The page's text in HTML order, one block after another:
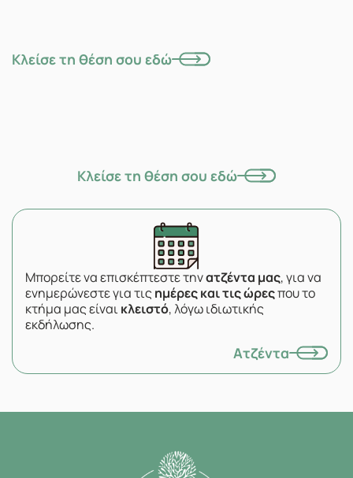
Κλείσε τη θέση σου εδώ
Κλείσε τη θέση σου εδώ
Μπορείτε να επισκέπτεστε τηνατζέντα μας, για να
ενημερώνεστε για τιςημέρες και τις ώρεςπου το
κτήμα μας είναικλειστό, λόγω ιδιωτικής
εκδήλωσης.
Ατζέντα